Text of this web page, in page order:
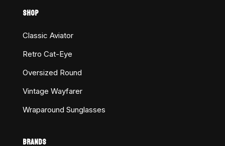
SHOP
Classic Aviator
Retro Cat-Eye
Oversized Round
Vintage Wayfarer
Wraparound Sunglasses
BRANDS